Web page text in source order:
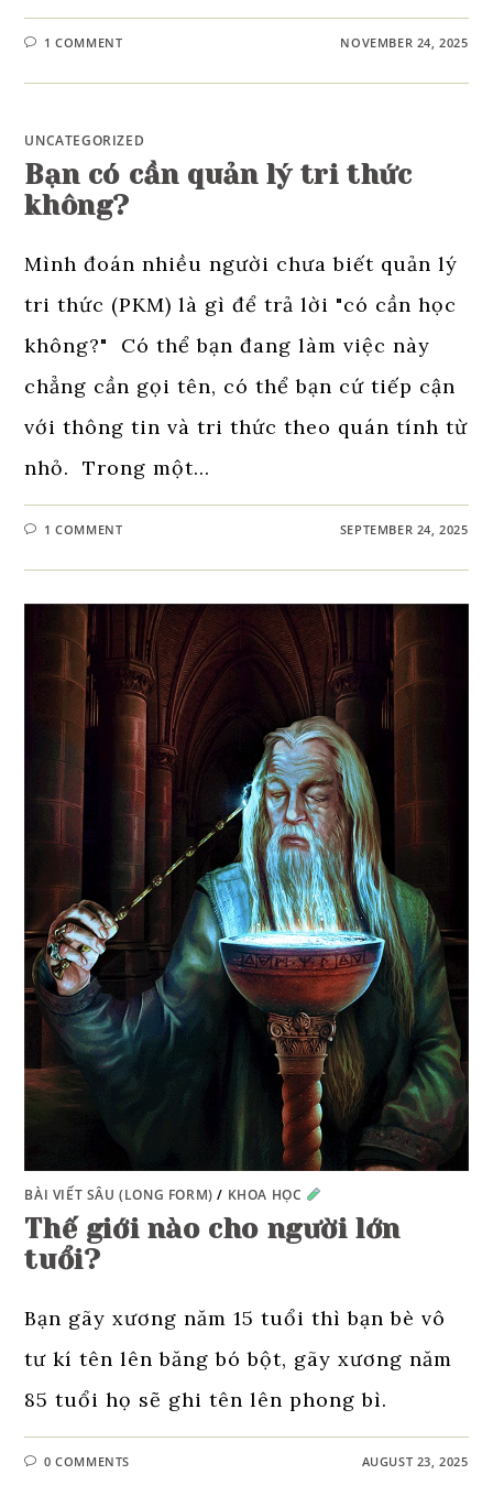
1 COMMENT NOVEMBER 24, 2025
UNCATEGORIZED
Bạn có cần quản lý tri thức
không?
Mình đoán nhiều người chưa biết quản lý
tri thức (PKM) là gì để trả lời "có cần học
không?" Có thể bạn đang làm việc này
chẳng cần gọi tên, có thể bạn cứ tiếp cận
với thông tin và tri thức theo quán tính từ
nhỏ. Trong một…
1 COMMENT SEPTEMBER 24, 2025
BÀI VIẾT SÂU (LONG FORM) / KHOA HỌC
Thế giới nào cho người lớn
tuổi?
Bạn gãy xương năm 15 tuổi thì bạn bè vô
tư kí tên lên băng bó bột, gãy xương năm
85 tuổi họ sẽ ghi tên lên phong bì.
0 COMMENTS AUGUST 23, 2025